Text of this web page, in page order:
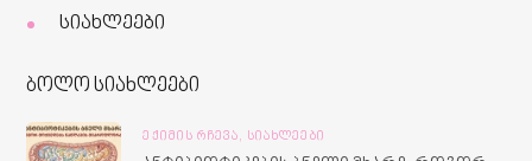
სიახლეები
ბოლო სიახლეები
ᲔᲥᲘᲛᲘᲡ ᲠᲩᲔᲕᲐ, ᲡᲘᲐᲮᲚᲔᲔᲑᲘ